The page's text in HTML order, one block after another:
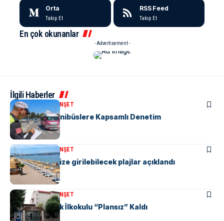
Orta
Takip Et
RSS Feed
Takip Et
En çok okunanlar
- Advertisement -
İlgili Haberler
KENT GÜNDEMI MANŞET
“M” Plakalı Minibüslere Kapsamlı Denetim
KENT GÜNDEMI MANŞET
Yalova’da denize girilebilecek plajlar açıklandı
KENT GÜNDEMIMANŞET
Yalova Atatürk İlkokulu “Plansız” Kaldı